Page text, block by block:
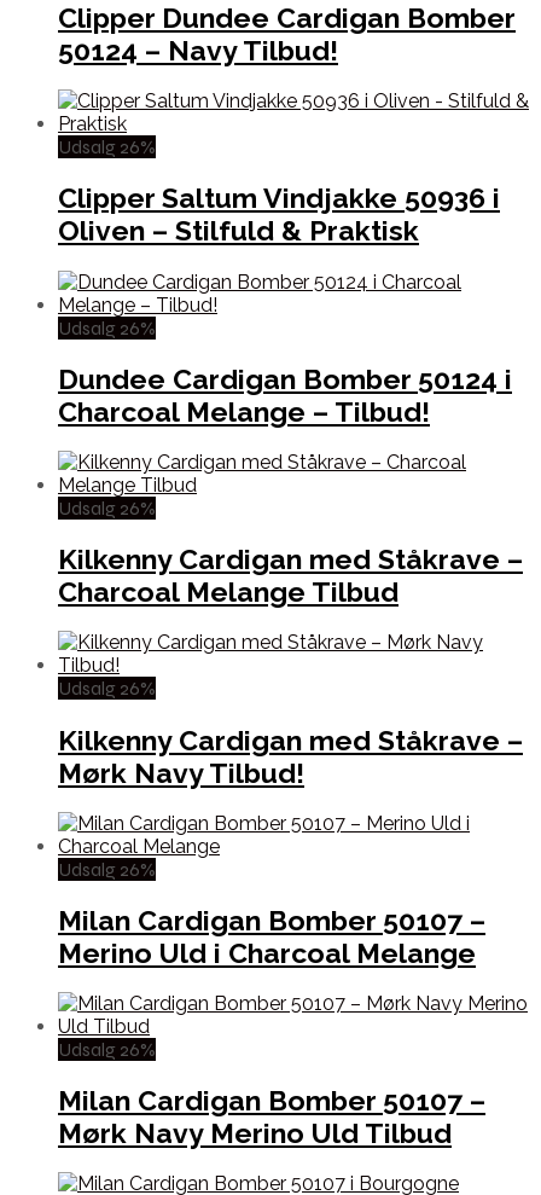
Clipper Dundee Cardigan Bomber
50124 – Navy Tilbud!
Udsalg 26%
Clipper Saltum Vindjakke 50936 i
Oliven – Stilfuld & Praktisk
Udsalg 26%
Dundee Cardigan Bomber 50124 i
Charcoal Melange – Tilbud!
Udsalg 26%
Kilkenny Cardigan med Ståkrave –
Charcoal Melange Tilbud
Udsalg 26%
Kilkenny Cardigan med Ståkrave –
Mørk Navy Tilbud!
Udsalg 26%
Milan Cardigan Bomber 50107 –
Merino Uld i Charcoal Melange
Udsalg 26%
Milan Cardigan Bomber 50107 –
Mørk Navy Merino Uld Tilbud